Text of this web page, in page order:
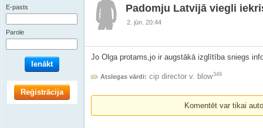
Padomju Latvijā viegli
2. jūn. 20:44
Jo Olga protams,jo ir augstākā izglītība sniegs
Atslegas vārdi: cip director v. blow349
Komentēt var tikai
E-pasts
Parole
Ienākt
Reģistrācija